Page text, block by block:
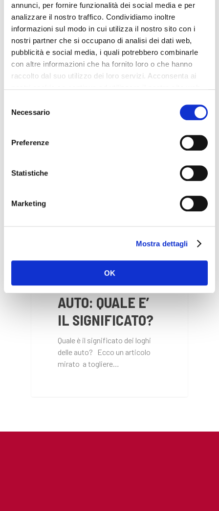
annunci, per fornire funzionalità dei social media e per
analizzare il nostro traffico. Condividiamo inoltre
informazioni sul modo in cui utilizza il nostro sito con i
nostri partner che si occupano di analisi dei dati web,
pubblicità e social media, i quali potrebbero combinarle
con altre informazioni che ha fornito loro o che hanno
raccolto dal suo utilizzo dei loro servizi. Acconsenta ai
delNecessario
Preferenze
Statistiche
Marketing
Mostra dettagli
OK
Finalmente ecco
la Nuova Peugeot
508 SW-
PEUGEOT Per gli amanti del
LOGHI DELLE
AUTO: QUALE E’
IL SIGNIFICATO?
Quale è il significato dei loghi
delle auto? Ecco un articolo
mirato a togliere…